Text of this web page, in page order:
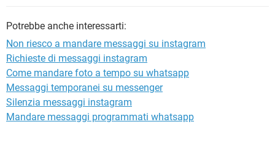
Potrebbe anche interessarti:
Non riesco a mandare messaggi su instagram
Richieste di messaggi instagram
Come mandare foto a tempo su whatsapp
Messaggi temporanei su messenger
Silenzia messaggi instagram
Mandare messaggi programmati whatsapp